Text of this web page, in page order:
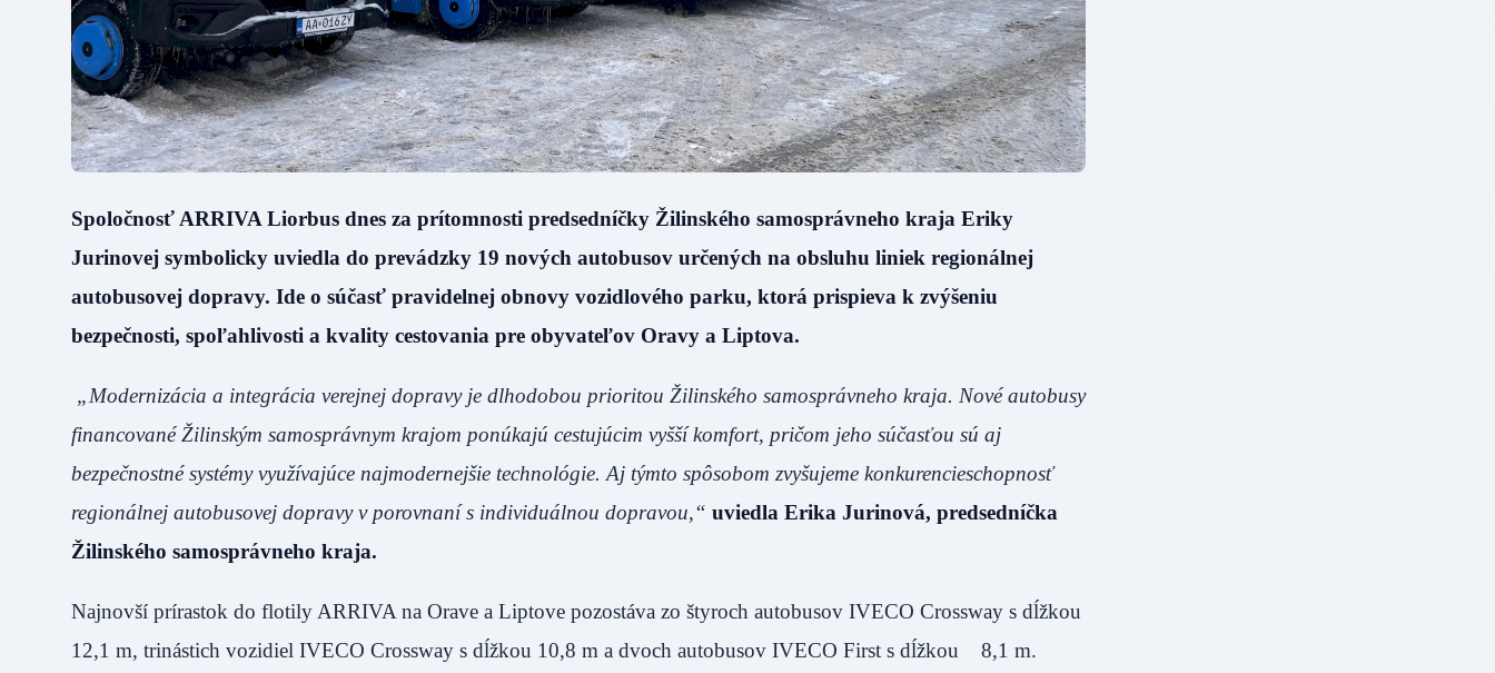
Spoločnosť ARRIVA Liorbus dnes za prítomnosti predsedníčky Žilinského samosprávneho kraja Eriky
Jurinovej symbolicky uviedla do prevádzky 19 nových autobusov určených na obsluhu liniek regionálnej
autobusovej dopravy. Ide o súčasť pravidelnej obnovy vozidlového parku, ktorá prispieva k zvýšeniu
bezpečnosti, spoľahlivosti a kvality cestovania pre obyvateľov Oravy a Liptova.
„Modernizácia a integrácia verejnej dopravy je dlhodobou prioritou Žilinského samosprávneho kraja. Nové autobusy
financované Žilinským samosprávnym krajom ponúkajú cestujúcim vyšší komfort, pričom jeho súčasťou sú aj
bezpečnostné systémy využívajúce najmodernejšie technológie. Aj týmto spôsobom zvyšujeme konkurencieschopnosť
regionálnej autobusovej dopravy v porovnaní s individuálnou dopravou,“ uviedla Erika Jurinová, predsedníčka
Žilinského samosprávneho kraja.
Najnovší prírastok do flotily ARRIVA na Orave a Liptove pozostáva zo štyroch autobusov IVECO Crossway s dĺžkou
12,1 m, trinástich vozidiel IVECO Crossway s dĺžkou 10,8 m a dvoch autobusov IVECO First s dĺžkou 8,1 m.